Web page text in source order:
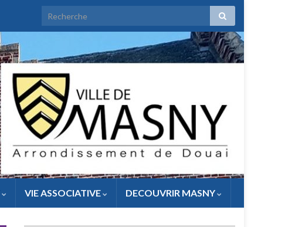
VIE ASSOCIATIVE DECOUVRIR MASNY